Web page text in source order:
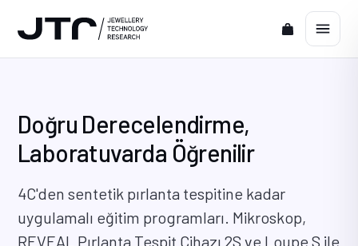
Doğru Derecelendirme,
Laboratuvarda Öğrenilir
4C'den sentetik pırlanta tespitine kadar
uygulamalı eğitim programları. Mikroskop,
REVEAL Pırlanta Tespit Cihazı 2S ve Loupe S ile